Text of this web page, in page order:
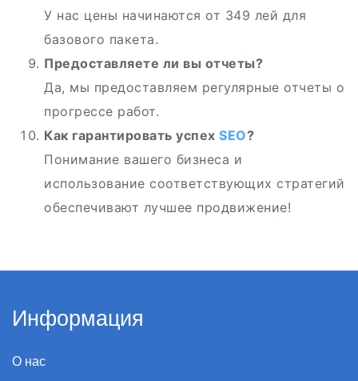
У нас цены начинаются от 349 лей для
базового пакета.
Предоставляете ли вы отчеты?
Да, мы предоставляем регулярные отчеты о
прогрессе работ.
Как гарантировать успех SEO?
Понимание вашего бизнеса и
использование соответствующих стратегий
обеспечивают лучшее продвижение!
Информация
О нас